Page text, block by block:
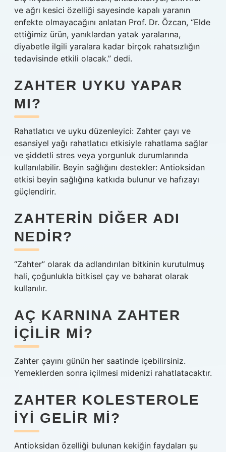
ve ağrı kesici özelliği sayesinde kapalı yaranın
enfekte olmayacağını anlatan Prof. Dr. Özcan, “Elde
ettiğimiz ürün, yanıklardan yatak yaralarına,
diyabetle ilgili yaralara kadar birçok rahatsızlığın
tedavisinde etkili olacak.” dedi.
ZAHTER UYKU YAPAR
MI?
Rahatlatıcı ve uyku düzenleyici: Zahter çayı ve
esansiyel yağı rahatlatıcı etkisiyle rahatlama sağlar
ve şiddetli stres veya yorgunluk durumlarında
kullanılabilir. Beyin sağlığını destekler: Antioksidan
etkisi beyin sağlığına katkıda bulunur ve hafızayı
güçlendirir.
ZAHTERIN DIĞER ADI
NEDIR?
“Zahter” olarak da adlandırılan bitkinin kurutulmuş
hali, çoğunlukla bitkisel çay ve baharat olarak
kullanılır.
AÇ KARNINA ZAHTER
IÇILIR MI?
Zahter çayını günün her saatinde içebilirsiniz.
Yemeklerden sonra içilmesi midenizi rahatlatacaktır.
ZAHTER KOLESTEROLE
IYI GELIR MI?
Antioksidan özelliği bulunan kekiğin faydaları şu